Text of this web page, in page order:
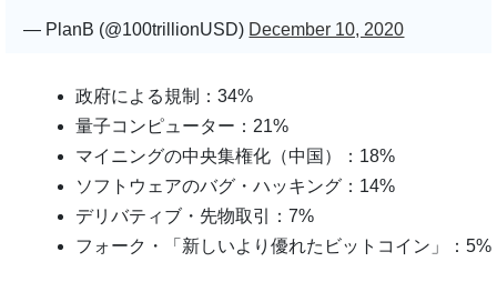
— PlanB (@100trillionUSD) December 10, 2020
政府による規制：34%
量子コンピューター：21%
マイニングの中央集権化（中国）：18%
ソフトウェアのバグ・ハッキング：14%
デリバティブ・先物取引：7%
フォーク・「新しいより優れたビットコイン」：5%